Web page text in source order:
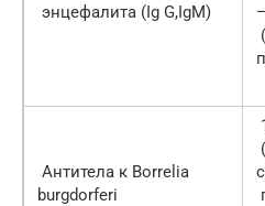
энцефалита (Ig G,IgM)
Антитела к Borrelia
burgdorferi